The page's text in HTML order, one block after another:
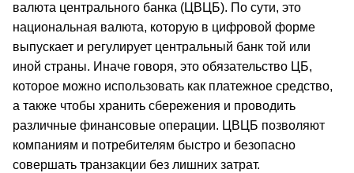
валюта центрального банка (ЦВЦБ). По сути, это
национальная валюта, которую в цифровой форме
выпускает и регулирует центральный банк той или
иной страны. Иначе говоря, это обязательство ЦБ,
которое можно использовать как платежное средство,
а также чтобы хранить сбережения и проводить
различные финансовые операции. ЦВЦБ позволяют
компаниям и потребителям быстро и безопасно
совершать транзакции без лишних затрат.